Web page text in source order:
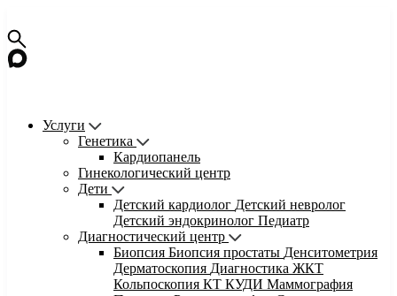
Услуги
Генетика
Кардиопанель
Гинекологический центр
Дети
Детский кардиолог Детский невролог
Детский эндокринолог Педиатр
Диагностический центр
Биопсия Биопсия простаты Денситометрия
Дерматоскопия Диагностика ЖКТ
Кольпоскопия КТ КУДИ Маммография